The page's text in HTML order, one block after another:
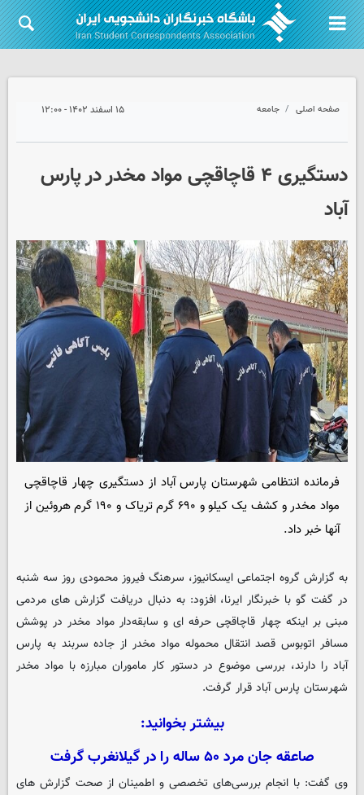
صفحه اصلی جامعه ۱۵ اسفند ۱۴۰۲ - ۱۲:۰۰
دستگیری ۴ قاچاقچی مواد مخدر در پارس
آباد
فرمانده انتظامی شهرستان پارس آباد از دستگیری چهار قاچاقچی
مواد مخدر و کشف یک کیلو و ۶۹۰ گرم تریاک و ۱۹۰ گرم هروئین از
آنها خبر داد.
به گزارش گروه اجتماعی ایسکانیوز، سرهنگ فیروز محمودی روز سه شنبه
در گفت گو با خبرنگار ایرنا، افزود: به دنبال دریافت گزارش های مردمی
مبنی بر اینکه چهار قاچاقچی حرفه ای و سابقه‌دار مواد مخدر در پوشش
مسافر اتوبوس قصد انتقال محموله مواد مخدر از جاده سربند به پارس
آباد را دارند، بررسی موضوع در دستور کار ماموران مبارزه با مواد مخدر
شهرستان پارس آباد قرار گرفت.
بیشتر بخوانید:
صاعقه جان مرد ۵۰ ساله را در گیلانغرب گرفت
وی گفت: با انجام بررسی‌های تخصصی و اطمینان از صحت گزارش های